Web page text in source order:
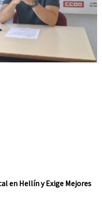
en Hellín y Exige Mejores